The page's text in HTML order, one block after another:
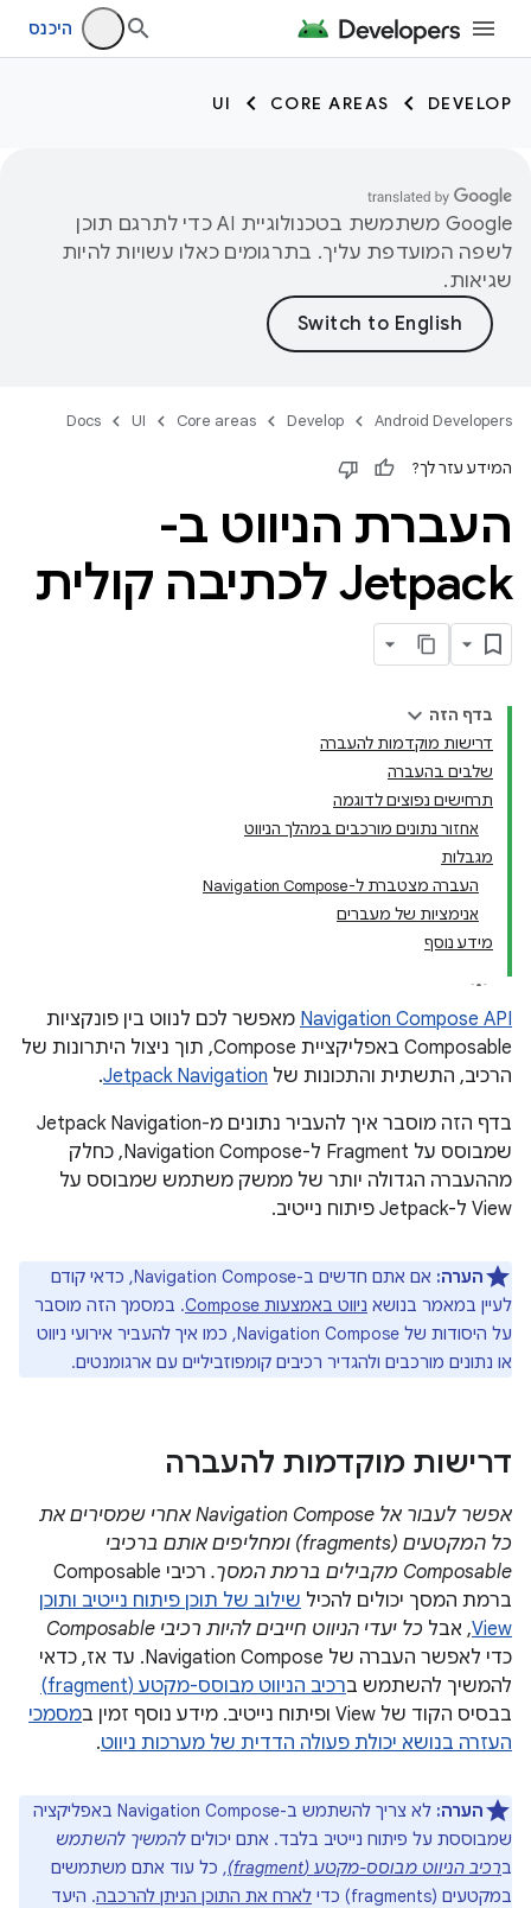
היכנס
DEVELOP
CORE AREAS
UI
‫Google משתמשת בטכנולוגיית AI כדי לתרגם תוכן
לשפה המועדפת עליך. בתרגומים כאלו עשויות להיות
שגיאות.
Android Developers
Develop
Core areas
UI
Docs
המידע עזר לך?
העברת הניווט ב-
Jetpack לכתיבה קולית
בדף הזה
דרישות מוקדמות להעברה
שלבים בהעברה
תרחישים נפוצים לדוגמה
אחזור נתונים מורכבים במהלך הניווט
מגבלות
העברה מצטברת ל-Navigation Compose
אנימציות של מעברים
מידע נוסף
Navigation Compose API מאפשר לכם לנווט בין פונקציות
Composable באפליקציית Compose, תוך ניצול היתרונות של
הרכיב, התשתית והתכונות של Jetpack Navigation
.
בדף הזה מוסבר איך להעביר נתונים מ-Jetpack Navigation
שמבוסס על Fragment ל-Navigation Compose, כחלק
מההעברה הגדולה יותר של ממשק משתמש שמבוסס על
View ל-Jetpack פיתוח נייטיב.
הערה:
אם אתם חדשים ב-Navigation Compose, כדאי קודם
לעיין במאמר בנושא ניווט באמצעות Compose
. במסמך הזה מוסבר
על היסודות של Navigation Compose, כמו איך להעביר אירועי ניווט
או נתונים מורכבים ולהגדיר רכיבים קומפוזביליים עם ארגומנטים.
דרישות מוקדמות להעברה
אפשר לעבור אל Navigation Compose אחרי שמסירים את
כל המקטעים (fragments) ומחליפים אותם ברכיבי
Composable מקבילים ברמת המסך.
רכיבי Composable
ברמת המסך יכולים להכיל שילוב של תוכן פיתוח נייטיב ותוכן
View, אבל כל יעדי הניווט חייבים להיות רכיבי Composable
כדי לאפשר העברה של Navigation Compose. עד אז, כדאי
להמשיך להשתמש ברכיב הניווט מבוסס-מקטע (fragment)
בבסיס הקוד של View ופיתוח נייטיב. מידע נוסף זמין ב
מסמכי
העזרה בנושא יכולת פעולה הדדית של מערכות ניווט.
הערה:
לא צריך להשתמש ב-Navigation Compose באפליקציה
שמבוססת על פיתוח נייטיב בלבד. אתם יכולים להמשיך להשתמש
ברכיב הניווט מבוסס-מקטע (fragment)
, כל עוד אתם משתמשים
במקטעים (fragments) כדי
לארח את התוכן הניתן להרכבה. היעד